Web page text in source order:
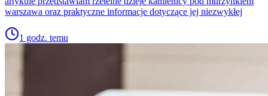
warszawa oraz praktyczne informacje dotyczące jej niezwykłej
1 godz. temu